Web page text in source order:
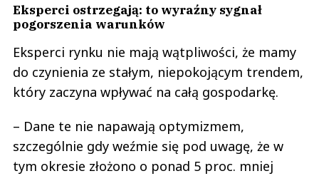
Eksperci ostrzegają: to wyraźny sygnał
pogorszenia warunków
Eksperci rynku nie mają wątpliwości, że mamy
do czynienia ze stałym, niepokojącym trendem,
który zaczyna wpływać na całą gospodarkę.
– Dane te nie napawają optymizmem,
szczególnie gdy weźmie się pod uwagę, że w
tym okresie złożono o ponad 5 proc. mniej